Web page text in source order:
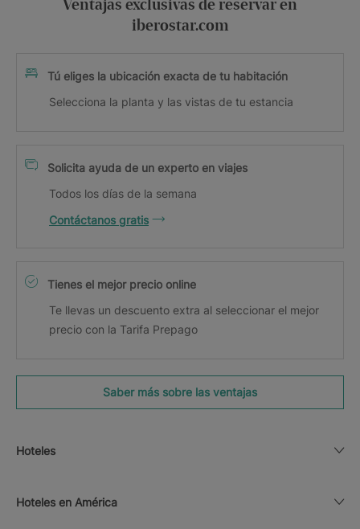
Ventajas exclusivas de reservar en
iberostar.com
Tú eliges la ubicación exacta de tu habitación
Selecciona la planta y las vistas de tu estancia
Solicita ayuda de un experto en viajes
Todos los días de la semana
Contáctanos gratis
Tienes el mejor precio online
Te llevas un descuento extra al seleccionar el mejor
precio con la Tarifa Prepago
Saber más sobre las ventajas
Hoteles
Hoteles en América